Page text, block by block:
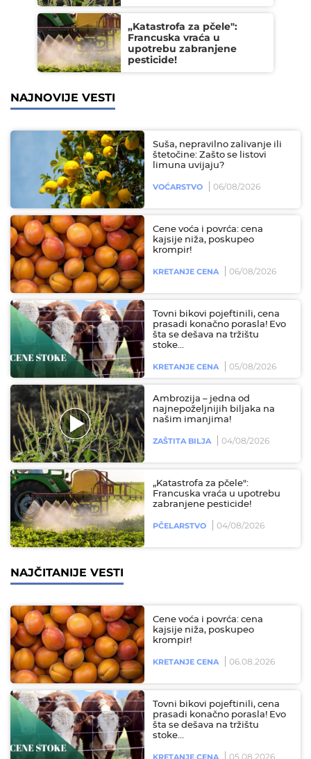
„Katastrofa za pčele":
Francuska vraća u
upotrebu zabranjene
pesticide!
NAJNOVIJE VESTI
Suša, nepravilno zalivanje ili
štetočine: Zašto se listovi
limuna uvijaju?
VOĆARSTVO 06/08/2026
Cene voća i povrća: cena
kajsije niža, poskupeo
krompir!
KRETANJE CENA 06/08/2026
Tovni bikovi pojeftinili, cena
prasadi konačno porasla! Evo
šta se dešava na tržištu
stoke...
KRETANJE CENA 05/08/2026
Ambrozija – jedna od
najnepoželjnijih biljaka na
našim imanjima!
ZAŠTITA BILJA 04/08/2026
„Katastrofa za pčele":
Francuska vraća u upotrebu
zabranjene pesticide!
PČELARSTVO 04/08/2026
NAJČITANIJE VESTI
Cene voća i povrća: cena
kajsije niža, poskupeo
krompir!
KRETANJE CENA 06.08.2026
Tovni bikovi pojeftinili, cena
prasadi konačno porasla! Evo
šta se dešava na tržištu
stoke…
05.08.2026